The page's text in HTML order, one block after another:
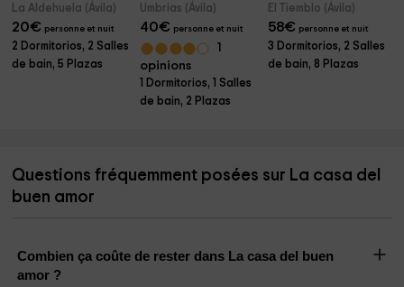
La Aldehuela (Ávila)
20€ personne et nuit
2 Dormitorios, 2 Salles
de bain, 5 Plazas
Umbrias (Ávila)
40€ personne et nuit
1
opinions
1 Dormitorios, 1 Salles
de bain, 2 Plazas
El Tiemblo (Ávila)
58€ personne et nuit
3 Dormitorios, 2 Salles
de bain, 8 Plazas
Questions fréquemment posées sur La casa del
buen amor
Combien ça coûte de rester dans La casa del buen
amor ?